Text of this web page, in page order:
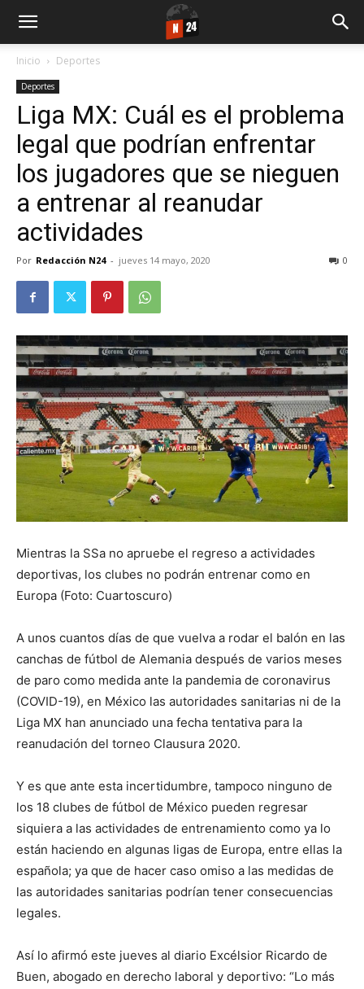
Inicio Deportes
Deportes
Liga MX: Cuál es el problema
legal que podrían enfrentar
los jugadores que se nieguen
a entrenar al reanudar
actividades
Por Redacción N24 - jueves 14 mayo, 2020 0
Mientras la SSa no apruebe el regreso a actividades
deportivas, los clubes no podrán entrenar como en
Europa (Foto: Cuartoscuro)
A unos cuantos días de que vuelva a rodar el balón en las
canchas de fútbol de Alemania después de varios meses
de paro como medida ante la pandemia de coronavirus
(COVID-19), en México las autoridades sanitarias ni de la
Liga MX han anunciado una fecha tentativa para la
reanudación del torneo Clausura 2020.
Y es que ante esta incertidumbre, tampoco ninguno de
los 18 clubes de fútbol de México pueden regresar
siquiera a las actividades de entrenamiento como ya lo
están haciendo en algunas ligas de Europa, entre ellas la
española; ya que de hacer caso omiso a las medidas de
las autoridades sanitarias podrían tener consecuencias
legales.
Así lo afirmó este jueves al diario Excélsior Ricardo de
Buen, abogado en derecho laboral y deportivo: “Lo más